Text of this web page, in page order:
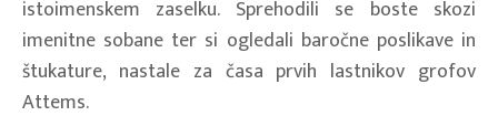
istoimenskem zaselku. Sprehodili se boste skozi
imenitne sobane ter si ogledali baročne poslikave in
štukature, nastale za časa prvih lastnikov grofov
Attems.